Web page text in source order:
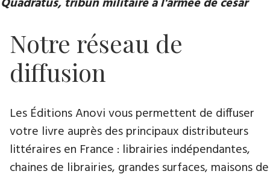
Notre réseau de
diffusion
Les Éditions Anovi vous permettent de diffuser
votre livre auprès des principaux distributeurs
littéraires en France : librairies indépendantes,
chaines de librairies, grandes surfaces, maisons de